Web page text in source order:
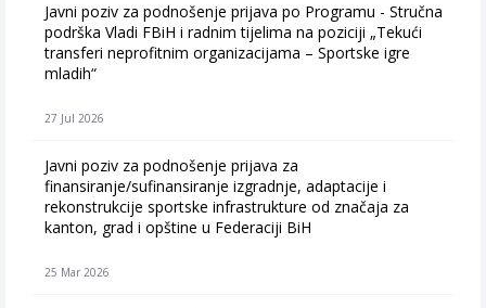
Javni poziv za podnošenje prijava po Programu - Stručna
podrška Vladi FBiH i radnim tijelima na poziciji „Tekući
transferi neprofitnim organizacijama – Sportske igre
mladih“
27 Jul 2026
Javni poziv za podnošenje prijava za
finansiranje/sufinansiranje izgradnje, adaptacije i
rekonstrukcije sportske infrastrukture od značaja za
kanton, grad i opštine u Federaciji BiH
25 Mar 2026